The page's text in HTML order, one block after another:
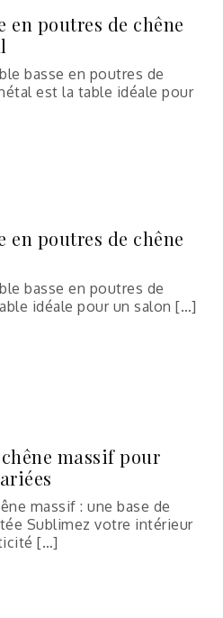
en poutres de chêne
basse en poutres de
est la table idéale pour
en poutres de chêne
basse en poutres de
idéale pour un salon […]
massif pour
massif : une base de
Sublimez votre intérieur
[…]